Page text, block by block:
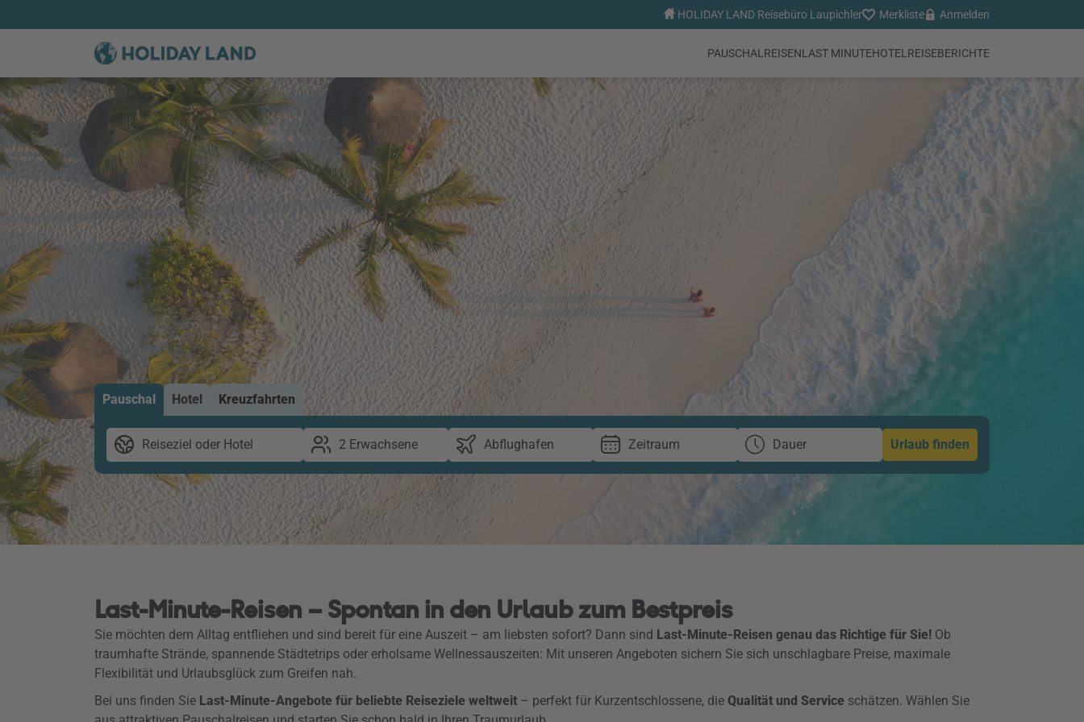
HOLIDAY LAND Reisebüro Laupichler Merkliste Anmelden
PAUSCHALREISENLAST MINUTEHOTEL REISEBERICHTE
Pauschal Hotel Kreuzfahrten
Reiseziel oder Hotel 2 Erwachsene Abflughafen Zeitraum Dauer Urlaub finden
Last-Minute-Reisen – Spontan in den Urlaub zum Bestpreis
Sie möchten dem Alltag entfliehen und sind bereit für eine Auszeit – am liebsten sofort? Dann sind Last-Minute-Reisen genau das Richtige für Sie! Ob
traumhafte Strände, spannende Städtetrips oder erholsame Wellnessauszeiten: Mit unseren Angeboten sichern Sie sich unschlagbare Preise, maximale
Flexibilität und Urlaubsglück zum Greifen nah.
Bei uns finden Sie Last-Minute-Angebote für beliebte Reiseziele weltweit – perfekt für Kurzentschlossene, die Qualität und Service schätzen. Wählen Sie